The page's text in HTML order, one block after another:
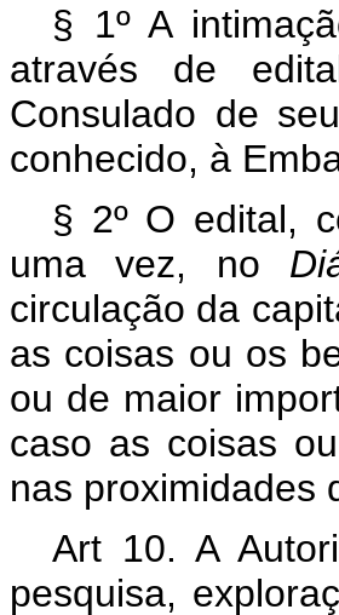
§ 1º A
através de
Consulado de
conhecido, à
§ 2º O edital,
uma vez, no
circulação da
as coisas ou os
ou de maior
caso as coisas
nas proximidades
Art 10. A
pesquisa,